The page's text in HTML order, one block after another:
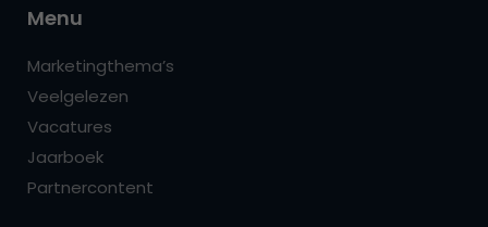
Menu
Marketingthema’s
Veelgelezen
Vacatures
Jaarboek
Partnercontent